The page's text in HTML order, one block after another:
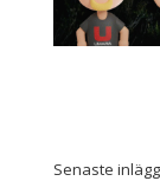
Senaste